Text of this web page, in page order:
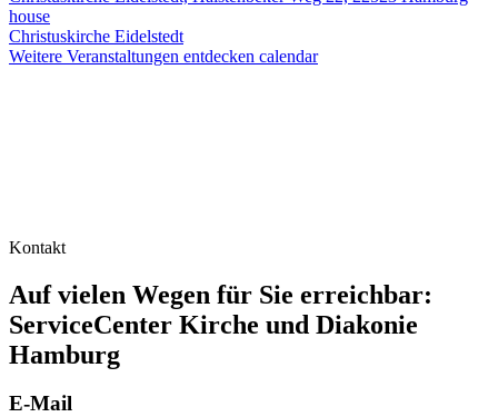
house
Christuskirche Eidelstedt
Weitere Veranstaltungen entdecken calendar
Kontakt
Auf vielen Wegen für Sie erreichbar:
ServiceCenter Kirche und Diakonie
Hamburg
E-Mail